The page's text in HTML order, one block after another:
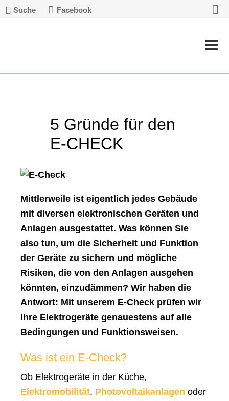
Suche Facebook
5 Gründe für den
E-CHECK
Mittlerweile ist eigentlich jedes Gebäude
mit diversen elektronischen Geräten und
Anlagen ausgestattet. Was können Sie
also tun, um die Sicherheit und Funktion
der Geräte zu sichern und mögliche
Risiken, die von den Anlagen ausgehen
könnten, einzudämmen? Wir haben die
Antwort: Mit unserem E-Check prüfen wir
Ihre Elektrogeräte genauestens auf alle
Bedingungen und Funktionsweisen.
Was ist ein E-Check?
Ob Elektrogeräte in der Küche,
Elektromobilität, Photovoltaikanlagen oder